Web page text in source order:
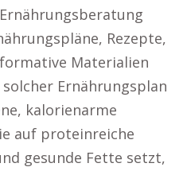
Rezepte,
Materialien
Ernährungsplan
kalorienarme
auf proteinreiche
gesunde Fette setzt,